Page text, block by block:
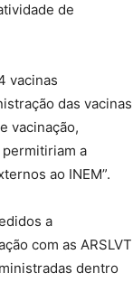
de
vacinas
das vacinas
vacinação,
a
ao INEM”.
a
com as ARSLVT
dentro